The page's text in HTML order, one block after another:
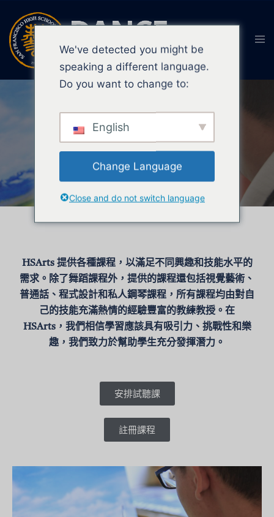
舞蹈學院
藝術、音樂和語言
現在註冊
HSArts 提供各種課程，以滿足不同興趣和技能水平的
需求。除了舞蹈課程外，提供的課程還包括視覺藝術、
普通話、程式設計和私人鋼琴課程，所有課程均由對自
己的技能充滿熱情的經驗豐富的教練教授。在
HSArts，我們相信學習應該具有吸引力、挑戰性和樂
趣，我們致力於幫助學生充分發揮潛力。
安排試聽課
註冊課程
We've detected you might be
speaking a different language.
Do you want to change to:
English
Change Language
Close and do not switch language